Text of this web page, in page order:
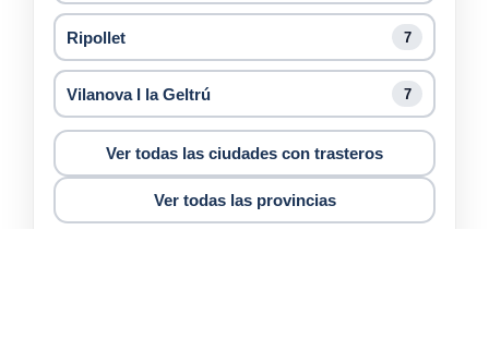
Ripollet 7
Vilanova I la Geltrú 7
Ver todas las ciudades con trasteros
Ver todas las provincias